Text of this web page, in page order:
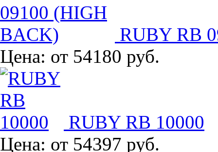
RUBY RB
Цена: от 54180 руб.
RUBY RB 10000
Цена: от 54397 руб.